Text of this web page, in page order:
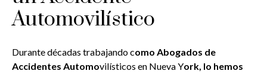
Automovilístico
Durante décadas trabajando como Abogados de
Accidentes Automovilísticos en Nueva York, lo hemos